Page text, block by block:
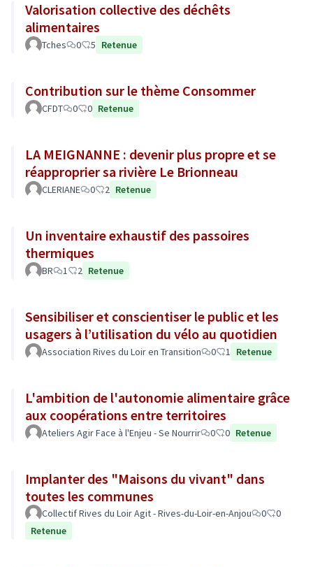
Valorisation collective des déchêts
alimentaires
Tches 0 5 Retenue
Contribution sur le thème Consommer
CFDT 0 0 Retenue
LA MEIGNANNE : devenir plus propre et se
réapproprier sa rivière Le Brionneau
CLERIANE 0 2 Retenue
Un inventaire exhaustif des passoires
thermiques
BR 1 2 Retenue
Sensibiliser et conscientiser le public et les
usagers à l’utilisation du vélo au quotidien
Association Rives du Loir en Transition 0 1 Retenue
L'ambition de l'autonomie alimentaire grâce
aux coopérations entre territoires
Ateliers Agir Face à l'Enjeu - Se Nourrir 0 0 Retenue
Implanter des "Maisons du vivant" dans
toutes les communes
Collectif Rives du Loir Agit - Rives-du-Loir-en-Anjou 0
0
Retenue